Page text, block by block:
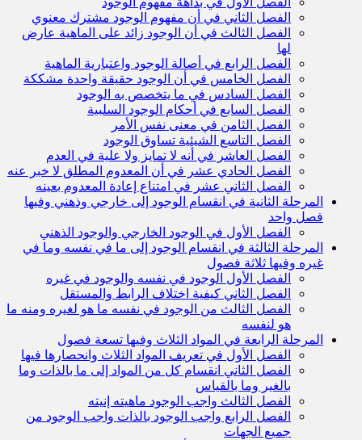
الفصل الثاني في أن مفهوم الوجود مشترك معنوي
الفصل الثالث في أن الوجود زائد على الماهية عارض
الفصل الرابع في أصالة الوجود واعتبارية الماهية
الفصل الخامس في أن الوجود حقيقة واحدة مشككة
الفصل السادس في ما يتخصص به الوجود
الفصل السابع في أحكام الوجود السلبية
الفصل الثامن في معنى نفس الأمر
الفصل التاسع الشيئية تساوق الوجود
الفصل العاشر في أنه لا تمايز ولا علية في العدم
الفصل الحادي عشر في أن المعدوم المطلق لا خبر عنه
الفصل الثاني عشر في امتناع إعادة المعدوم بعينه
المرحلة الثانية في انقسام الوجود إلى خارجي وذهني وفيها
فصل واحد
الفصل الأول في الوجود الخارجي والوجود الذهني
المرحلة الثالثة في انقسام الوجود إلى ما في نفسه وما في
غيره وفيها ثلاثة فصول
الفصل الأول الوجود في نفسه والوجود في غيره
الفصل الثاني كيفية اختلاف الرابط والمستقل
الفصل الثالث من الوجود في نفسه ما هو لغيره ومنه ما
هو لنفسه
المرحلة الرابعة في المواد الثلاث وفيها تسعة فصول
الفصل الأول في تعريف المواد الثلاث وانحصارها فيها
الفصل الثاني انقسام كل من المواد إلى ما بالذات وما
بالغير وما بالقياس
الفصل الثالث واجب الوجود ماهيته إنيته
الفصل الرابع واجب الوجود بالذات واجب الوجود من
جميع الجهات